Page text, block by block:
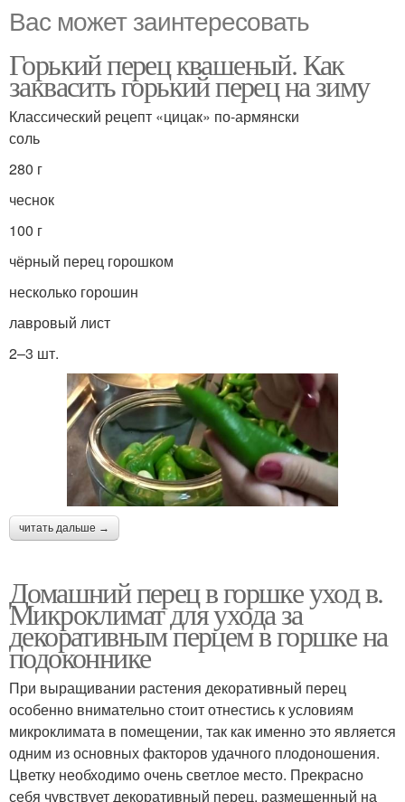
Вас может заинтересовать
Горький перец квашеный. Как
заквасить горький перец на зиму
Классический рецепт «цицак» по-армянски
соль
280 г
чеснок
100 г
чёрный перец горошком
несколько горошин
лавровый лист
2–3 шт.
читать дальше →
Домашний перец в горшке уход в.
Микроклимат для ухода за
декоративным перцем в горшке на
подоконнике
При выращивании растения декоративный перец
особенно внимательно стоит отнестись к условиям
микроклимата в помещении, так как именно это является
одним из основных факторов удачного плодоношения.
Цветку необходимо очень светлое место. Прекрасно
себя чувствует декоративный перец, размещенный на